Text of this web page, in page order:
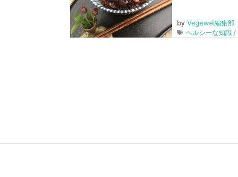
by Vegewel編集部
ヘルシーな知識